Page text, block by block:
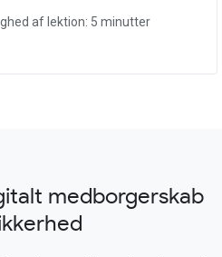
af lektion: 5 minutter
medborgerskab